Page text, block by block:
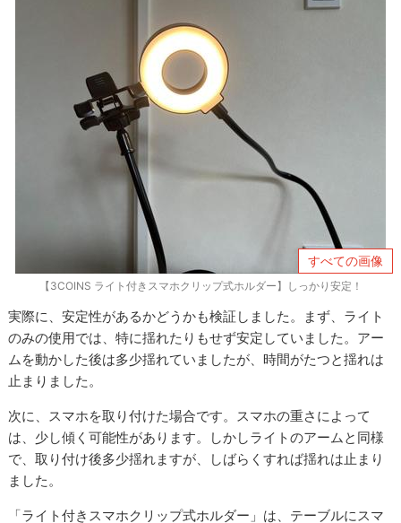
すべての画像
【3COINS ライト付きスマホクリップ式ホルダー】しっかり安定！
実際に、安定性があるかどうかも検証しました。まず、ライト
のみの使用では、特に揺れたりもせず安定していました。アー
ムを動かした後は多少揺れていましたが、時間がたつと揺れは
止まりました。
次に、スマホを取り付けた場合です。スマホの重さによって
は、少し傾く可能性があります。しかしライトのアームと同様
で、取り付け後多少揺れますが、しばらくすれば揺れは止まり
ました。
「ライト付きスマホクリップ式ホルダー」は、テーブルにスマ